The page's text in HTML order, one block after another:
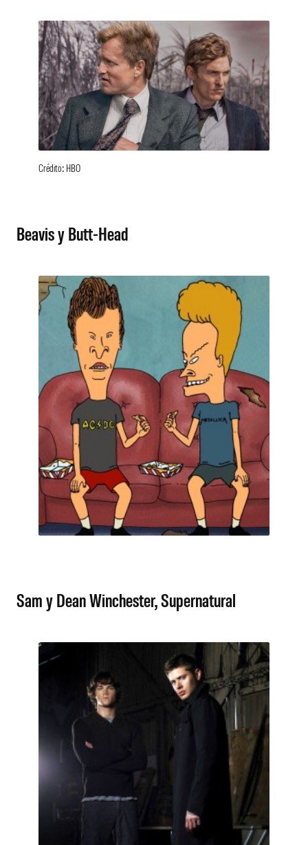
Crédito: HBO
Beavis y Butt-Head
Sam y Dean Winchester, Supernatural